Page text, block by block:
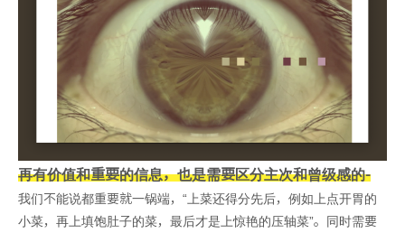
再有价值和重要的信息，也是需要区分主次和曾级感的-
我们不能说都重要就一锅端，“上菜还得分先后，例如上点开胃的
小菜，再上填饱肚子的菜，最后才是上惊艳的压轴菜”。同时需要